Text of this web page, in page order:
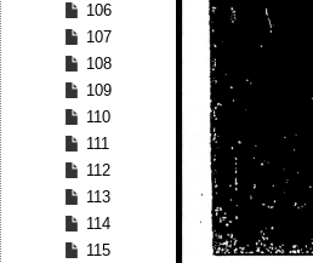
106
107
108
109
110
111
112
113
114
115